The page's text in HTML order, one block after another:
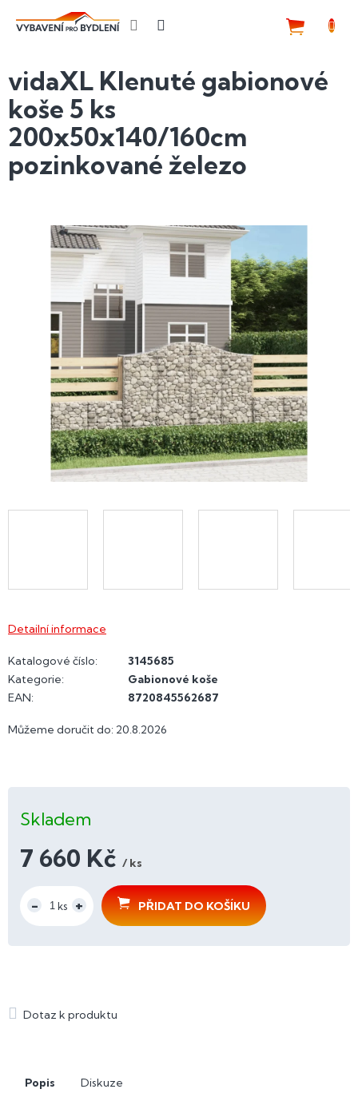
vidaXL Klenuté gabionové
koše 5 ks
200x50x140/160cm
pozinkované železo
Můžeme doručit do: 20.8.2026
Skladem
7 660 Kč / ks
cena:
PŘIDAT DO KOŠÍKU
Detailní informace
Katalogové číslo:
3145685
Kategorie:
Gabionové koše
EAN: 8720845562687
Popis Diskuze